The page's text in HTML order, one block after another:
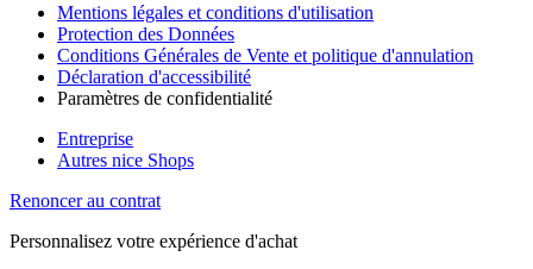
Mentions légales et conditions d'utilisation
Protection des Données
Conditions Générales de Vente et politique d'annulation
Déclaration d'accessibilité
Paramètres de confidentialité
Entreprise
Autres nice Shops
Renoncer au contrat
Personnalisez votre expérience d'achat